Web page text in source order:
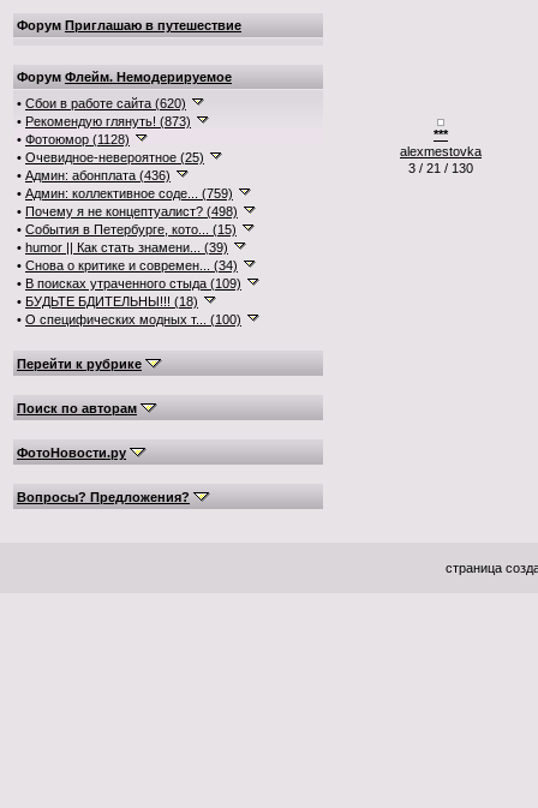
Форум Приглашаю в путешествие
Форум Флейм. Немодерируемое
• Сбои в работе сайта (620)
• Рекомендую глянуть! (873)
• Фотоюмор (1128)
• Очевидное-невероятное (25)
• Админ: абонплата (436)
• Админ: коллективное соде... (759)
• Почему я не концептуалист? (498)
• События в Петербурге, кото... (15)
• humor || Как стать знамени... (39)
• Снова о критике и современ... (34)
• В поисках утраченного стыда (109)
• БУДЬТЕ БДИТЕЛЬНЫ!!! (18)
• О специфических модных т... (100)
Перейти к рубрике
Поиск по авторам
ФотоНовости.ру
Вопросы? Предложения?
***
alexmestovka
3 / 21 / 130
страница